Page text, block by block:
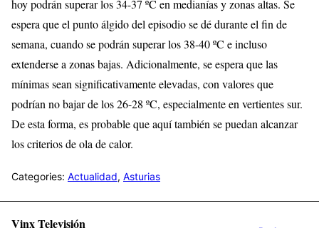
hoy podrán superar los 34-37 ºC en medianías y zonas altas. Se
espera que el punto álgido del episodio se dé durante el fin de
semana, cuando se podrán superar los 38-40 ºC e incluso
extenderse a zonas bajas. Adicionalmente, se espera que las
mínimas sean significativamente elevadas, con valores que
podrían no bajar de los 26-28 ºC, especialmente en vertientes sur.
De esta forma, es probable que aquí también se puedan alcanzar
los criterios de ola de calor.
Categories: Actualidad, Asturias
Vinx Televisión